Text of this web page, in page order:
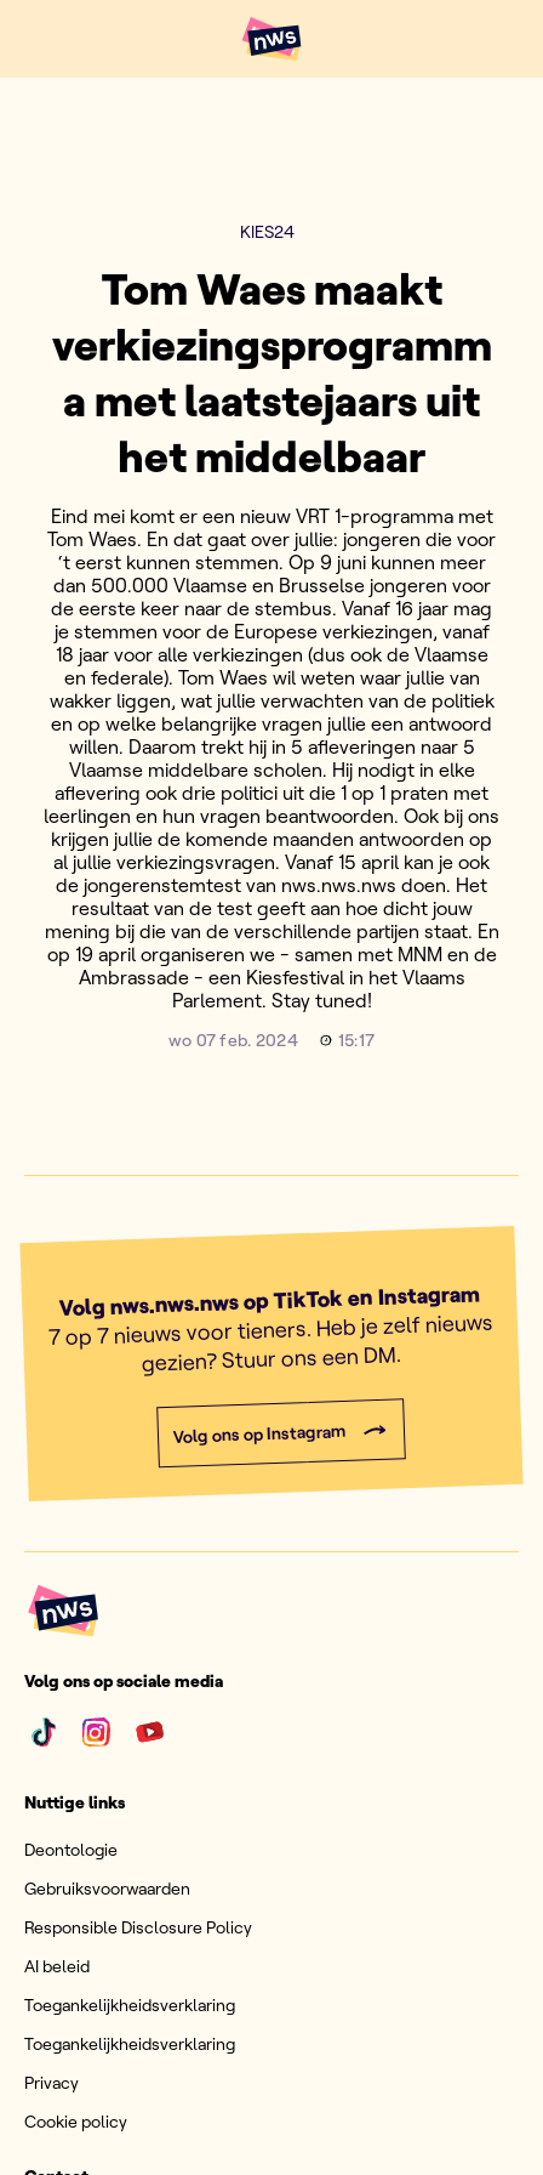
Hoofdpunten VRT NWS
KIES24
Tom Waes maakt
verkiezingsprogramm
a met laatstejaars uit
het middelbaar
Eind mei komt er een nieuw VRT 1-programma met
Tom Waes. En dat gaat over jullie: jongeren die voor
‘t eerst kunnen stemmen. Op 9 juni kunnen meer
dan 500.000 Vlaamse en Brusselse jongeren voor
de eerste keer naar de stembus. Vanaf 16 jaar mag
je stemmen voor de Europese verkiezingen, vanaf
18 jaar voor alle verkiezingen (dus ook de Vlaamse
en federale). Tom Waes wil weten waar jullie van
wakker liggen, wat jullie verwachten van de politiek
en op welke belangrijke vragen jullie een antwoord
willen. Daarom trekt hij in 5 afleveringen naar 5
Vlaamse middelbare scholen. Hij nodigt in elke
aflevering ook drie politici uit die 1 op 1 praten met
leerlingen en hun vragen beantwoorden. Ook bij ons
krijgen jullie de komende maanden antwoorden op
al jullie verkiezingsvragen. Vanaf 15 april kan je ook
de jongerenstemtest van nws.nws.nws doen. Het
resultaat van de test geeft aan hoe dicht jouw
mening bij die van de verschillende partijen staat. En
op 19 april organiseren we - samen met MNM en de
Ambrassade - een Kiesfestival in het Vlaams
Parlement. Stay tuned!
wo 07 feb. 2024 15:17
Volg nws.nws.nws op TikTok en Instagram
7 op 7 nieuws voor tieners. Heb je zelf nieuws
gezien? Stuur ons een DM.
Volg ons op Instagram
Volg ons op sociale media
Nuttige links
Deontologie
Gebruiksvoorwaarden
Responsible Disclosure Policy
AI beleid
Toegankelijkheidsverklaring
Toegankelijkheidsverklaring
Privacy
Cookie policy